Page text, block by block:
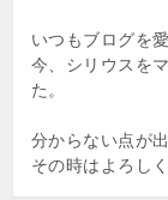
いつもブログを
今、シリウスを
た。
分からない点が
その時はよろし